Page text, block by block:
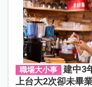
職場大小事
建中3
上台大2次卻未畢